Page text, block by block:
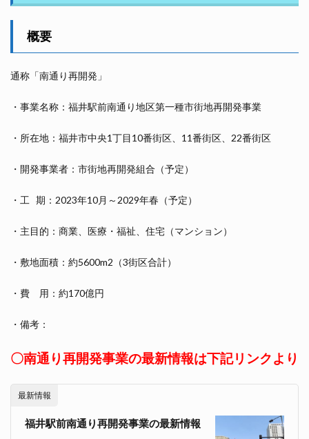
概要
通称「南通り再開発」
・事業名称：福井駅前南通り地区第一種市街地再開発事業
・所在地：福井市中央1丁目10番街区、11番街区、22番街区
・開発事業者：市街地再開発組合（予定）
・工 期：2023年10月～2029年春（予定）
・主目的：商業、医療・福祉、住宅（マンション）
・敷地面積：約5600m2（3街区合計）
・費 用：約170億円
・備考：
〇南通り再開発事業の最新情報は下記リンクより
最新情報
福井駅前南通り再開発事業の最新情報